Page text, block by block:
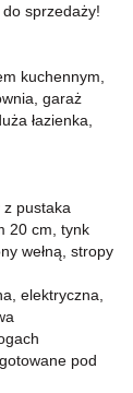
sprzedaży!
kuchennym,
garaż
łazienka,
pustaka
20 cm, tynk
wełną, stropy
elektryczna,
pod